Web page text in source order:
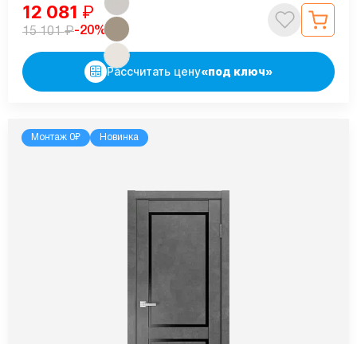
12 081 ₽
15 101₽-20%
Рассчитать цену«под ключ»
Монтаж 0₽ Новинка